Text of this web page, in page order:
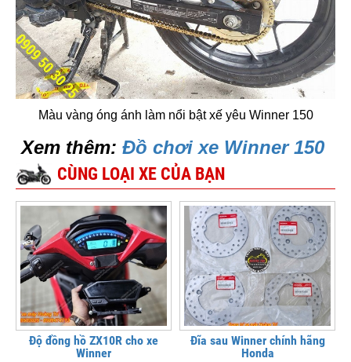
Màu vàng óng ánh làm nổi bật xế yêu Winner 150
Xem thêm: Đồ chơi xe Winner 150
CÙNG LOẠI XE CỦA BẠN
Độ đồng hồ ZX10R cho xe
Winner
Đĩa sau Winner chính hãng
Honda